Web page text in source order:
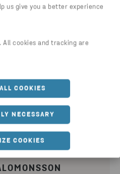
us give you a better experience
All cookies and tracking are
COOKIES
NECESSARY
COOKIES